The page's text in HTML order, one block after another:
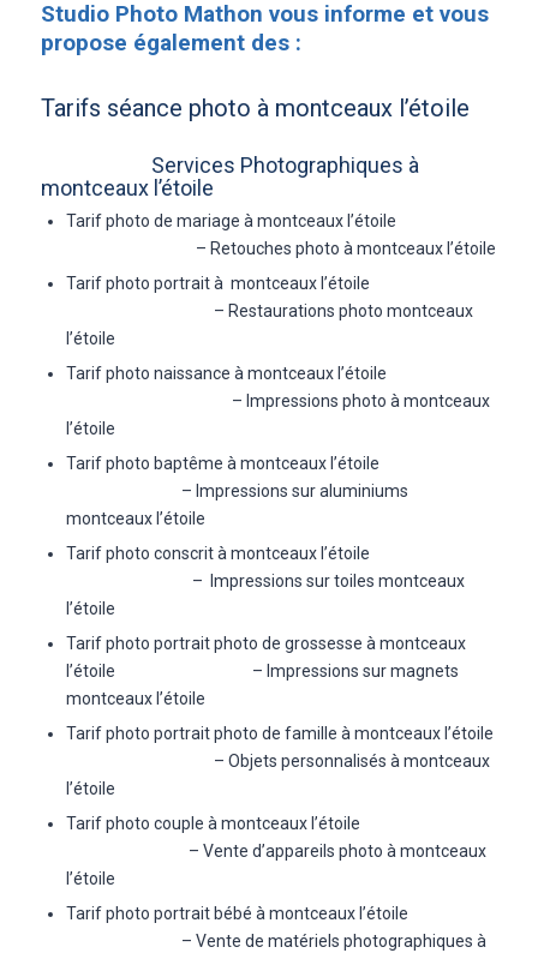
Studio Photo Mathon vous informe et vous
propose également des :
Tarifs séance photo à montceaux l’étoile
Services Photographiques à
montceaux l’étoile
Tarif photo de mariage à montceaux l’étoile
– Retouches photo à montceaux l’étoile
Tarif photo portrait à montceaux l’étoile
– Restaurations photo montceaux
l’étoile
Tarif photo naissance à montceaux l’étoile
– Impressions photo à montceaux
l’étoile
Tarif photo baptême à montceaux l’étoile
– Impressions sur aluminiums
montceaux l’étoile
Tarif photo conscrit à montceaux l’étoile
– Impressions sur toiles montceaux
l’étoile
Tarif photo portrait photo de grossesse à montceaux
l’étoile – Impressions sur magnets
montceaux l’étoile
Tarif photo portrait photo de famille à montceaux l’étoile
– Objets personnalisés à montceaux
l’étoile
Tarif photo couple à montceaux l’étoile
– Vente d’appareils photo à montceaux
l’étoile
Tarif photo portrait bébé à montceaux l’étoile
– Vente de matériels photographiques à